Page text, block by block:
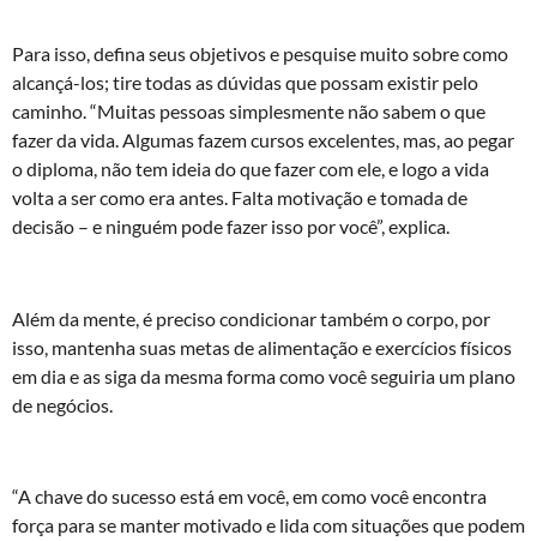
Para isso, defina seus objetivos e pesquise muito sobre como
alcançá-los; tire todas as dúvidas que possam existir pelo
caminho. “Muitas pessoas simplesmente não sabem o que
fazer da vida. Algumas fazem cursos excelentes, mas, ao pegar
o diploma, não tem ideia do que fazer com ele, e logo a vida
volta a ser como era antes. Falta motivação e tomada de
decisão – e ninguém pode fazer isso por você”, explica.
Além da mente, é preciso condicionar também o corpo, por
isso, mantenha suas metas de alimentação e exercícios físicos
em dia e as siga da mesma forma como você seguiria um plano
de negócios.
“A chave do sucesso está em você, em como você encontra
força para se manter motivado e lida com situações que podem